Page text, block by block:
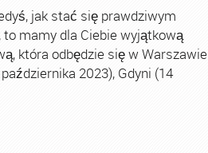
jak stać się prawdziwym
mamy dla Ciebie wyjątkową
która odbędzie się w Warszawie
2023), Gdyni (14